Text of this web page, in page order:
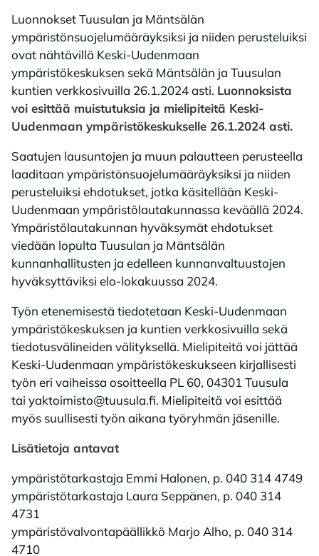
Luonnokset Tuusulan ja Mäntsälän
ympäristönsuojelumääräyksiksi ja niiden perusteluiksi
ovat nähtävillä Keski-Uudenmaan
ympäristökeskuksen sekä Mäntsälän ja Tuusulan
kuntien verkkosivuilla 26.1.2024 asti. Luonnoksista
voi esittää muistutuksia ja mielipiteitä Keski-
Uudenmaan ympäristökeskukselle 26.1.2024 asti.
Saatujen lausuntojen ja muun palautteen perusteella
laaditaan ympäristönsuojelumääräyksiksi ja niiden
perusteluiksi ehdotukset, jotka käsitellään Keski-
Uudenmaan ympäristölautakunnassa keväällä 2024.
Ympäristölautakunnan hyväksymät ehdotukset
viedään lopulta Tuusulan ja Mäntsälän
kunnanhallitusten ja edelleen kunnanvaltuustojen
hyväksyttäviksi elo-lokakuussa 2024.
Työn etenemisestä tiedotetaan Keski-Uudenmaan
ympäristökeskuksen ja kuntien verkkosivuilla sekä
tiedotusvälineiden välityksellä. Mielipiteitä voi jättää
Keski-Uudenmaan ympäristökeskukseen kirjallisesti
työn eri vaiheissa osoitteella PL 60, 04301 Tuusula
tai yaktoimisto@tuusula.fi. Mielipiteitä voi esittää
myös suullisesti työn aikana työryhmän jäsenille.
Lisätietoja antavat
ympäristötarkastaja Emmi Halonen, p. 040 314 4749
ympäristötarkastaja Laura Seppänen, p. 040 314
4731
ympäristövalvontapäällikkö Marjo Alho, p. 040 314
4710